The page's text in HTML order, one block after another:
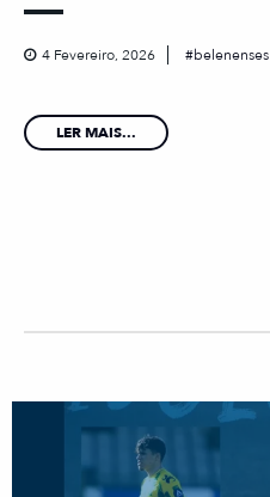
4 Fevereiro, 2026 belenenses
LER MAIS...